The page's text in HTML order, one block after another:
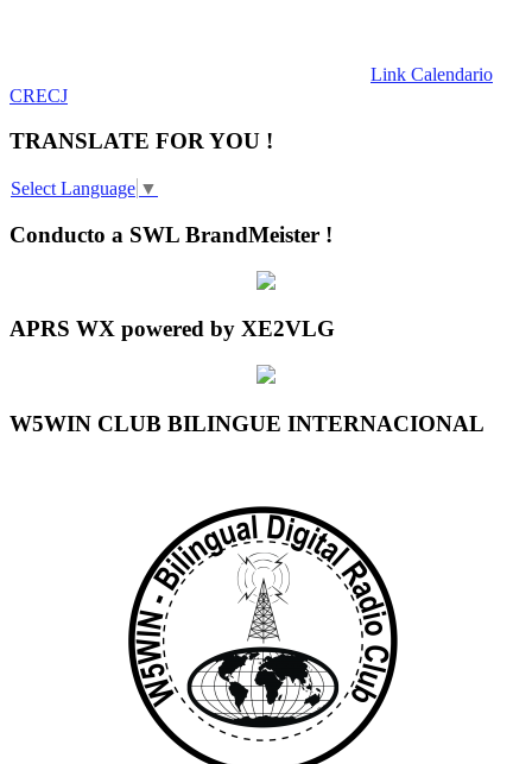
Link Calendario
CRECJ
TRANSLATE FOR YOU !
Select Language ▼
Conducto a SWL BrandMeister !
APRS WX powered by XE2VLG
W5WIN CLUB BILINGUE INTERNACIONAL